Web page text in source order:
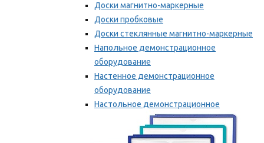
Доски магнитно-маркерные
Доски пробковые
Доски стеклянные магнитно-маркерные
Напольное демонстрационное
оборудование
Настенное демонстрационное
оборудование
Настольное демонстрационное
оборудование
Мы рекомендуем